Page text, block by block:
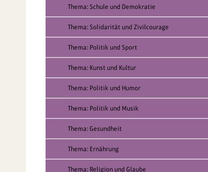
Thema: Schule und Demokratie
Thema: Solidarität und Zivilcourage
Thema: Politik und Sport
Thema: Kunst und Kultur
Thema: Politik und Humor
Thema: Politik und Musik
Thema: Gesundheit
Thema: Ernährung
Thema: Religion und Glaube